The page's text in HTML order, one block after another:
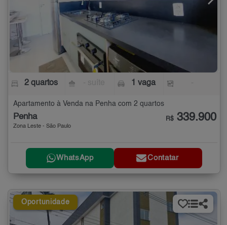
2 quartos 1 vaga
Apartamento à Venda na Penha com 2 quartos
Penha
Zona Leste - São Paulo
R$ 339.900
WhatsApp Contatar
Oportunidade